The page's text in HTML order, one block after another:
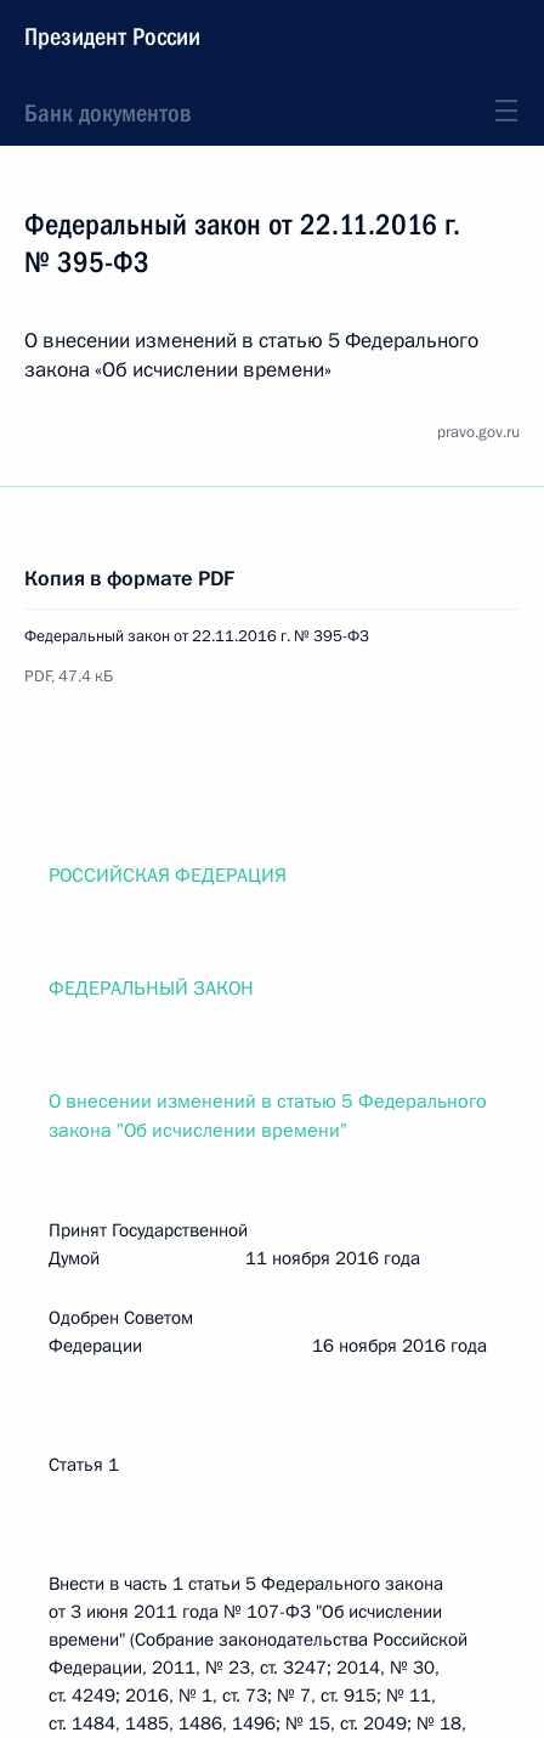
Президент России
Банк документов
Федеральный закон от 22.11.2016 г.
№ 395-ФЗ
О внесении изменений в статью 5 Федерального
закона «Об исчислении времени»
pravo.gov.ru
Копия в формате PDF
Федеральный закон от 22.11.2016 г. № 395-ФЗ
PDF, 47.4 кБ
РОССИЙСКАЯ ФЕДЕРАЦИЯ
ФЕДЕРАЛЬНЫЙ ЗАКОН
О внесении изменений в статью 5 Федерального
закона "Об исчислении времени"
Принят Государственной
Думой 11 ноября 2016 года
Одобрен Советом
Федерации 16 ноября 2016 года
Статья 1
Внести в часть 1 статьи 5 Федерального закона
от 3 июня 2011 года № 107-ФЗ "Об исчислении
времени" (Собрание законодательства Российской
Федерации, 2011, № 23, ст. 3247; 2014, № 30,
ст. 4249; 2016, № 1, ст. 73; № 7, ст. 915; № 11,
ст. 1484, 1485, 1486, 1496; № 15, ст. 2049; № 18,